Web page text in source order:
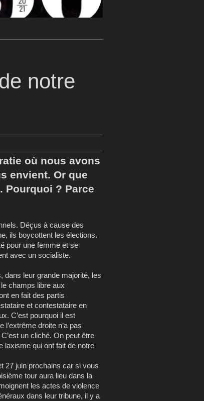
notre
où nous avons
envient. Or que
Pourquoi ? Parce
Déçus à cause des
ils boycottent les élections.
pour une femme et se
avec un socialiste.
dans leur grande majorité, les
champs libre aux
en fait des partis
et contestataire en
C’est pourquoi il est
l’extrême droite n’a pas
un cliché. On peut être
laxisme qui ont fait de notre
27 juin prochains car si vous
tour aura lieu dans la
les actes de violence
dans leur tribune, il y a